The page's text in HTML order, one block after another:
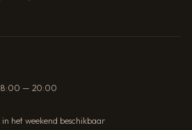
— 20:00
het weekend beschikbaar